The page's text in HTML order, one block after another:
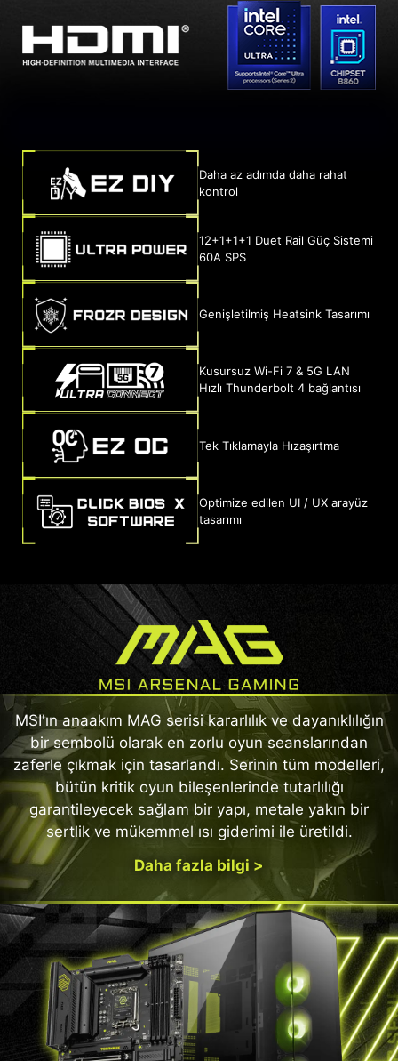
Daha az adımda daha rahat
kontrol
12+1+1+1 Duet Rail Güç Sistemi
60A SPS
Genişletilmiş Heatsink Tasarımı
Kusursuz Wi-Fi 7 & 5G LAN
Hızlı Thunderbolt 4 bağlantısı
Tek Tıklamayla Hızaşırtma
Optimize edilen UI / UX arayüz
tasarımı
MSI'ın anaakım MAG serisi kararlılık ve dayanıklılığın
bir sembolü olarak en zorlu oyun seanslarından
zaferle çıkmak için tasarlandı. Serinin tüm modelleri,
bütün kritik oyun bileşenlerinde tutarlılığı
garantileyecek sağlam bir yapı, metale yakın bir
sertlik ve mükemmel ısı giderimi ile üretildi.
Daha fazla bilgi >